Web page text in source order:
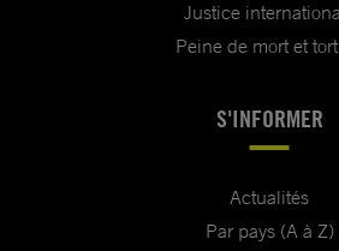
Justice
Peine de mort et
S'INFORMER
Actualités
Par pays (A à Z)